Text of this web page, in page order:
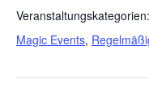
Veranstaltungskategorien:
Magic Events,